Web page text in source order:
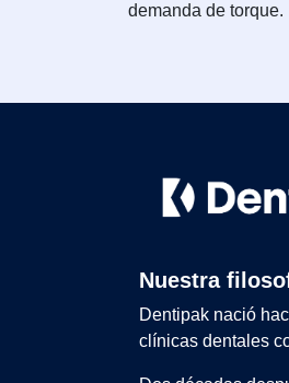
demanda de torque.
Nuestra
Dentipak nació
clínicas dentales